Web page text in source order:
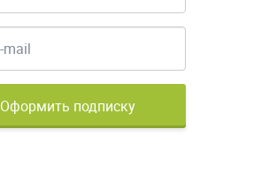
Оформить подписку